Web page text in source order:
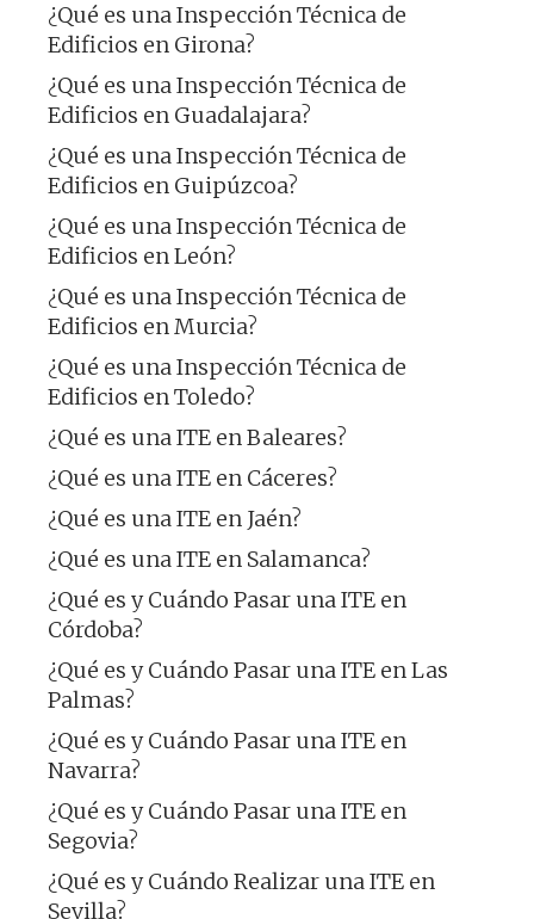
¿Qué es una Inspección Técnica de
Edificios en Girona?
¿Qué es una Inspección Técnica de
Edificios en Guadalajara?
¿Qué es una Inspección Técnica de
Edificios en Guipúzcoa?
¿Qué es una Inspección Técnica de
Edificios en León?
¿Qué es una Inspección Técnica de
Edificios en Murcia?
¿Qué es una Inspección Técnica de
Edificios en Toledo?
¿Qué es una ITE en Baleares?
¿Qué es una ITE en Cáceres?
¿Qué es una ITE en Jaén?
¿Qué es una ITE en Salamanca?
¿Qué es y Cuándo Pasar una ITE en
Córdoba?
¿Qué es y Cuándo Pasar una ITE en Las
Palmas?
¿Qué es y Cuándo Pasar una ITE en
Navarra?
¿Qué es y Cuándo Pasar una ITE en
Segovia?
¿Qué es y Cuándo Realizar una ITE en
Sevilla?